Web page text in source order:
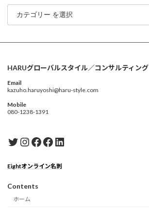
HARUグローバルスタイル／コンサルティング
Email
kazuho.haruyoshi@haru-style.com
Mobile
080-1238-1391
Twitter
Instagram
Facebook
Facebook
LinkedIn
Eightオンライン名刺
Contents
ホーム